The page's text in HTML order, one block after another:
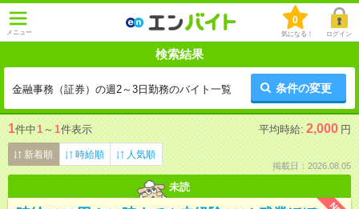
メニュー
0
気になる！ ログイン
検索結果
金融事務（証券）の週2～3日勤務のバイト一覧 条件の変更
1件中1 ～ 1件表示 平均時給: 2,000 円
新着順 時給順 人気順
掲載日：2026.08.05
未読